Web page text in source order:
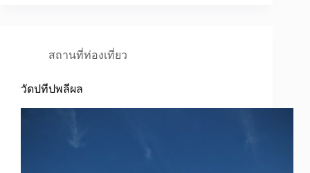
สถานที่ท่องเที่ยว
วัดปทีปพลีผล